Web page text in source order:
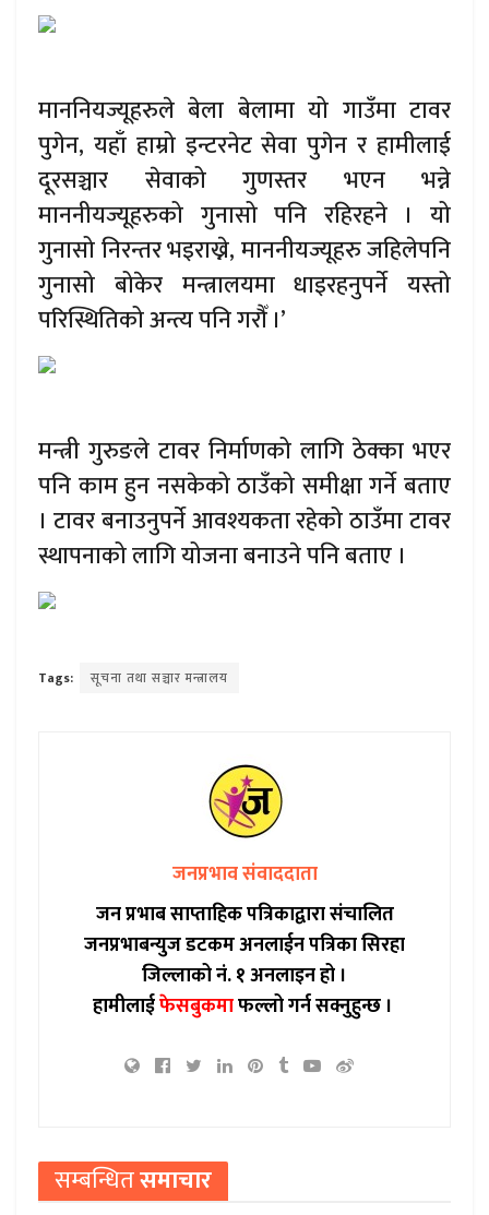
माननियज्यूहरुले बेला बेलामा यो गाउँमा टावर
पुगेन, यहाँ हाम्रो इन्टरनेट सेवा पुगेन र हामीलाई
दूरसञ्चार सेवाको गुणस्तर भएन भन्ने
माननीयज्यूहरुको गुनासो पनि रहिरहने । यो
गुनासो निरन्तर भइराख्ने, माननीयज्यूहरु जहिलेपनि
गुनासो बोकेर मन्त्रालयमा धाइरहनुपर्ने यस्तो
परिस्थितिको अन्त्य पनि गरौँ ।’
मन्त्री गुरुङले टावर निर्माणको लागि ठेक्का भएर
पनि काम हुन नसकेको ठाउँको समीक्षा गर्ने बताए
। टावर बनाउनुपर्ने आवश्यकता रहेको ठाउँमा टावर
स्थापनाको लागि योजना बनाउने पनि बताए ।
Tags: सूचना तथा सञ्चार मन्त्रालय
जनप्रभाव संवाददाता
जन प्रभाब साप्ताहिक पत्रिकाद्वारा संचालित
जनप्रभाबन्युज डटकम अनलाईन पत्रिका सिरहा
जिल्लाको नं. १ अनलाइन हो ।
हामीलाईफेसबुकमाफल्लो गर्न सक्नुहुन्छ ।
सम्बन्धितसमाचार